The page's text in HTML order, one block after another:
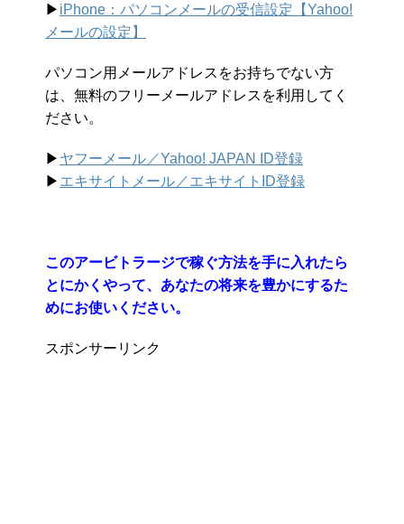
▶︎ iPhone：パソコンメールの受信設定【Yahoo!
メールの設定】
パソコン用メールアドレスをお持ちでない方
は、無料のフリーメールアドレスを利用してく
ださい。
▶︎ ヤフーメール／Yahoo! JAPAN ID登録
▶︎ エキサイトメール／エキサイトID登録
このアービトラージで稼ぐ方法を手に入れたら
とにかくやって、あなたの将来を豊かにするた
めにお使いください。
スポンサーリンク